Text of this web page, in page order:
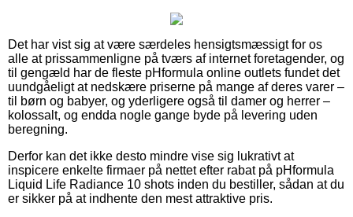
Det har vist sig at være særdeles hensigtsmæssigt for os
alle at prissammenligne på tværs af internet foretagender, og
til gengæld har de fleste pHformula online outlets fundet det
uundgåeligt at nedskære priserne på mange af deres varer –
til børn og babyer, og yderligere også til damer og herrer –
kolossalt, og endda nogle gange byde på levering uden
beregning.
Derfor kan det ikke desto mindre vise sig lukrativt at
inspicere enkelte firmaer på nettet efter rabat på pHformula
Liquid Life Radiance 10 shots inden du bestiller, sådan at du
er sikker på at indhente den mest attraktive pris.